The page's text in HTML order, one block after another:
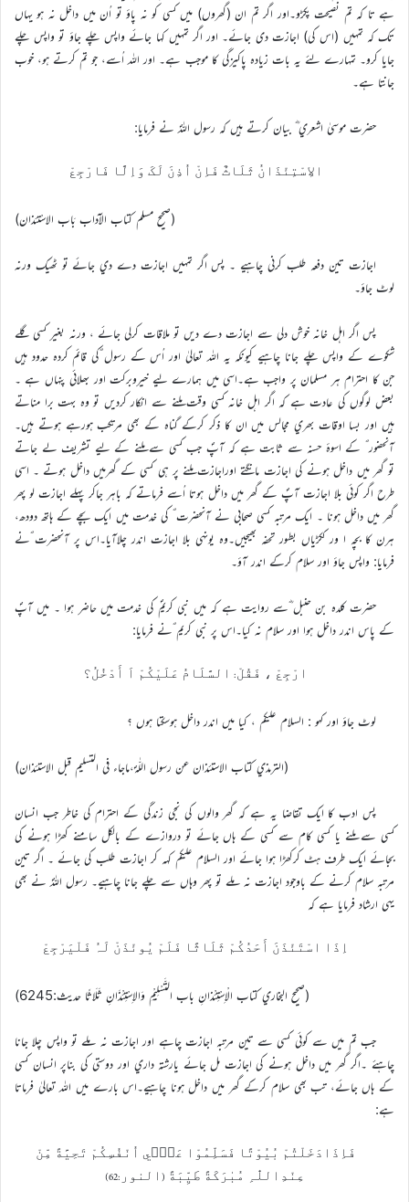
ہے تا کہ تم نصیحت پکڑو۔اور اگر تم ان (گھروں) میں کسی کو نہ پاؤ تو اُن میں داخل نہ ہو یہاں
تک کہ تمہیں (اس کی) اجازت دی جائے۔ اور اگر تمہیں کہا جائے واپس چلے جاؤ تو واپس چلے
جایا کرو۔ تمہارے لئے یہ بات زیادہ پاکیزگی کا موجب ہے۔ اور اللہ اُسے، جو تم کرتے ہو، خوب
جانتا ہے۔
حضرت موسيٰ اشعري ؓ بيان کرتے ہيں کہ رسول اللہؐ نے فرمايا:
الاِسْتِئْذَانُ ثَلَاثٌ فَاِنْ اُذِنَ لَکَ وَاِلَّا فَارْجِعْ
(صحيح مسلم کتاب الآداب بَاب الاسْتئذان)
اجازت تين دفعہ طلب کرني چاہیے ۔ پس اگر تمہيں اجازت دے دي جائے تو ٹھيک ورنہ
لوٹ جاؤ۔
پس اگر اہل خانہ خوش دلي سے اجازت دے ديں تو ملاقات کرلي جائے ، ورنہ بغير کسي گلے
شکوے کے واپس چلے جانا چاہیے کيونکہ يہ اللہ تعاليٰ اور اُس کے رسول ؐکي قائم کردہ حدود ہيں
جن کا احترام ہر مسلمان پر واجب ہے۔اسي ميں ہمارے ليے خيروبرکت اور بھلائي پنہاں ہے ۔
بعض لوگوں کي عادت ہے کہ اگر اہل خانہ کسي وقت ملنے سے انکار کرديں تو وہ بہت برا مناتے
ہيں اور بسا اوقات بھري مجالس ميں ان کا ذکر کرکے گناہ کے بھي مرتکب ہورہے ہوتے ہيں۔
آنحضور ؐ کے اسوۂ حسنہ سے ثابت ہے کہ آپؐ جب کسي سے ملنے کے ليے تشريف لے جاتے
تو گھر ميں داخل ہونے کي اجازت مانگتے اوراجازت ملنے پر ہي کسي کے گھرميں داخل ہوتے ۔ اسي
طرح اگر کوئي بلا اجازت آپؐ کے گھر ميں داخل ہوتا اُسے فرماتے کہ باہر جاکر پہلے اجازت لو پھر
گھر ميں داخل ہونا ۔ ايک مرتبہ کسي صحابي نے آنحضرت ؐ کي خدمت ميں ايک بچے کے ہاتھ دودھ،
ہرن کا بچہ ا ور ککڑياں بطور تحفہ بھيجيں۔وہ يونہي بلا اجازت اندر چلاآيا۔اس پر آنحضرت ؐنے
فرمايا: واپس جاؤ اور سلام کرکے اندر آؤ۔
حضرت کلدہ بن حنبل ؓسے روايت ہے کہ ميں نبي کريمؐ کي خدمت ميں حاضر ہوا ۔ ميں آپؐ
کے پاس اندر داخل ہوا اور سلام نہ کيا۔اس پر نبي کريم ؐنے فرمايا:
ارْجِعْ ، فَقُلْ: السَّلَامُ عَلَيْکُمْ اَ أَدْخُلُ؟
لوٹ جاؤ اور کہو : السلام عليکم ، کيا ميں اندر داخل ہوسکتا ہوں ؟
(الترمذي کتاب الاستئذان عن رسول اللّٰہؐ،ماجاء في التسليم قبل الاستئذان)
پس ادب کا ايک تقاضا يہ ہے کہ گھر والوں کي نجي زندگي کے احترام کي خاطر جب انسان
کسي سے ملنے يا کسي کام سے کسي کے ہاں جائے تو دروازے کے بالکل سامنے کھڑا ہونے کي
بجائے ايک طرف ہٹ کرکھڑا ہوا جائے اور السلام عليکم کہہ کر اجازت طلب کي جائے ۔ اگر تين
مرتبہ سلام کرنے کے باوجود اجازت نہ ملے تو پھر وہاں سے چلے جانا چاہیے۔ رسول اللہؐ نے بھي
يہي ارشاد فرمايا ہے کہ
اِذَا اسْتَئْذَنَ أَحَدُکُمْ ثَلَاثًا فَلَمْ يُوئْذَنْ لَہُ فَلْيَرْجِعْ
(صحيح البخاري کتاب الْاِسْتِئْذانِ باب التَّسْلِيْمِ وَالاِسْتِئْذَانِ ثَلَاثًا حديث:6245)
جب تم ميں سے کوئي کسي سے تين مرتبہ اجازت چاہے اور اجازت نہ ملے تو واپس چلا جانا
چاہئے ۔اگر گھر ميں داخل ہونے کي اجازت مل جائے يارشتہ داري اور دوستي کي بناپر انسان کسي
کے ہاں جائے، تب بھي سلام کرکے گھر ميں داخل ہونا چاہیے۔اس بارے ميں اللہ تعاليٰ فرماتا
ہے:
فَاِذَادَخَلْتُمْ بُيُوْتًا فَسَلِّمُوْا عَلٰۤي اُنْفُسِکُمْ تَحِيَّةً مِّنْ
عِنْدِاللّٰہِ مُبٰرَکَةً طَيِّبَةً (النور:62)